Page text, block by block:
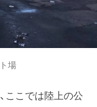
場
ここでは陸上の公